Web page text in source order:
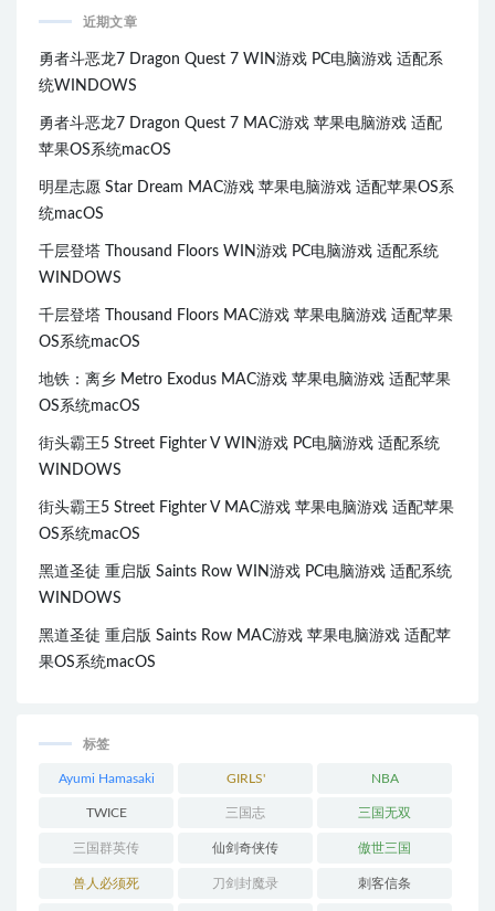
近期文章
勇者斗恶龙7 Dragon Quest 7 WIN游戏 PC电脑游戏 适配系
统WINDOWS
勇者斗恶龙7 Dragon Quest 7 MAC游戏 苹果电脑游戏 适配
苹果OS系统macOS
明星志愿 Star Dream MAC游戏 苹果电脑游戏 适配苹果OS系
统macOS
千层登塔 Thousand Floors WIN游戏 PC电脑游戏 适配系统
WINDOWS
千层登塔 Thousand Floors MAC游戏 苹果电脑游戏 适配苹果
OS系统macOS
地铁：离乡 Metro Exodus MAC游戏 苹果电脑游戏 适配苹果
OS系统macOS
街头霸王5 Street Fighter V WIN游戏 PC电脑游戏 适配系统
WINDOWS
街头霸王5 Street Fighter V MAC游戏 苹果电脑游戏 适配苹果
OS系统macOS
黑道圣徒 重启版 Saints Row WIN游戏 PC电脑游戏 适配系统
WINDOWS
黑道圣徒 重启版 Saints Row MAC游戏 苹果电脑游戏 适配苹
果OS系统macOS
标签
Ayumi Hamasaki GIRLS'
GENERATION
NBA
TWICE 三国志 三国无双
三国群英传 仙剑奇侠传 傲世三国
兽人必须死 刀剑封魔录 刺客信条